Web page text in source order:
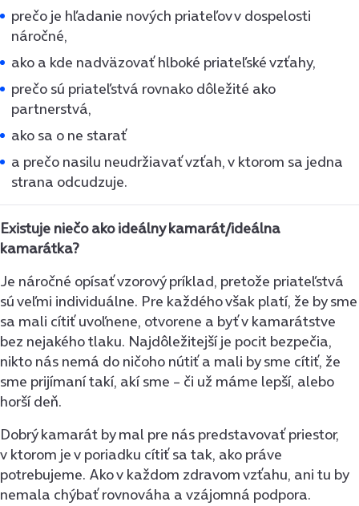
prečo je hľadanie nových priateľov v dospelosti
náročné,
ako a kde nadväzovať hlboké priateľské vzťahy,
prečo sú priateľstvá rovnako dôležité ako
partnerstvá,
ako sa o ne starať
a prečo nasilu neudržiavať vzťah, v ktorom sa jedna
strana odcudzuje.
Existuje niečo ako ideálny kamarát/ideálna
kamarátka?
Je náročné opísať vzorový príklad, pretože priateľstvá
sú veľmi individuálne. Pre každého však platí, že by sme
sa mali cítiť uvoľnene, otvorene a byť v kamarátstve
bez nejakého tlaku. Najdôležitejší je pocit bezpečia,
nikto nás nemá do ničoho nútiť a mali by sme cítiť, že
sme prijímaní takí, akí sme – či už máme lepší, alebo
horší deň.
Dobrý kamarát by mal pre nás predstavovať priestor,
v ktorom je v poriadku cítiť sa tak, ako práve
potrebujeme. Ako v každom zdravom vzťahu, ani tu by
nemala chýbať rovnováha a vzájomná podpora.